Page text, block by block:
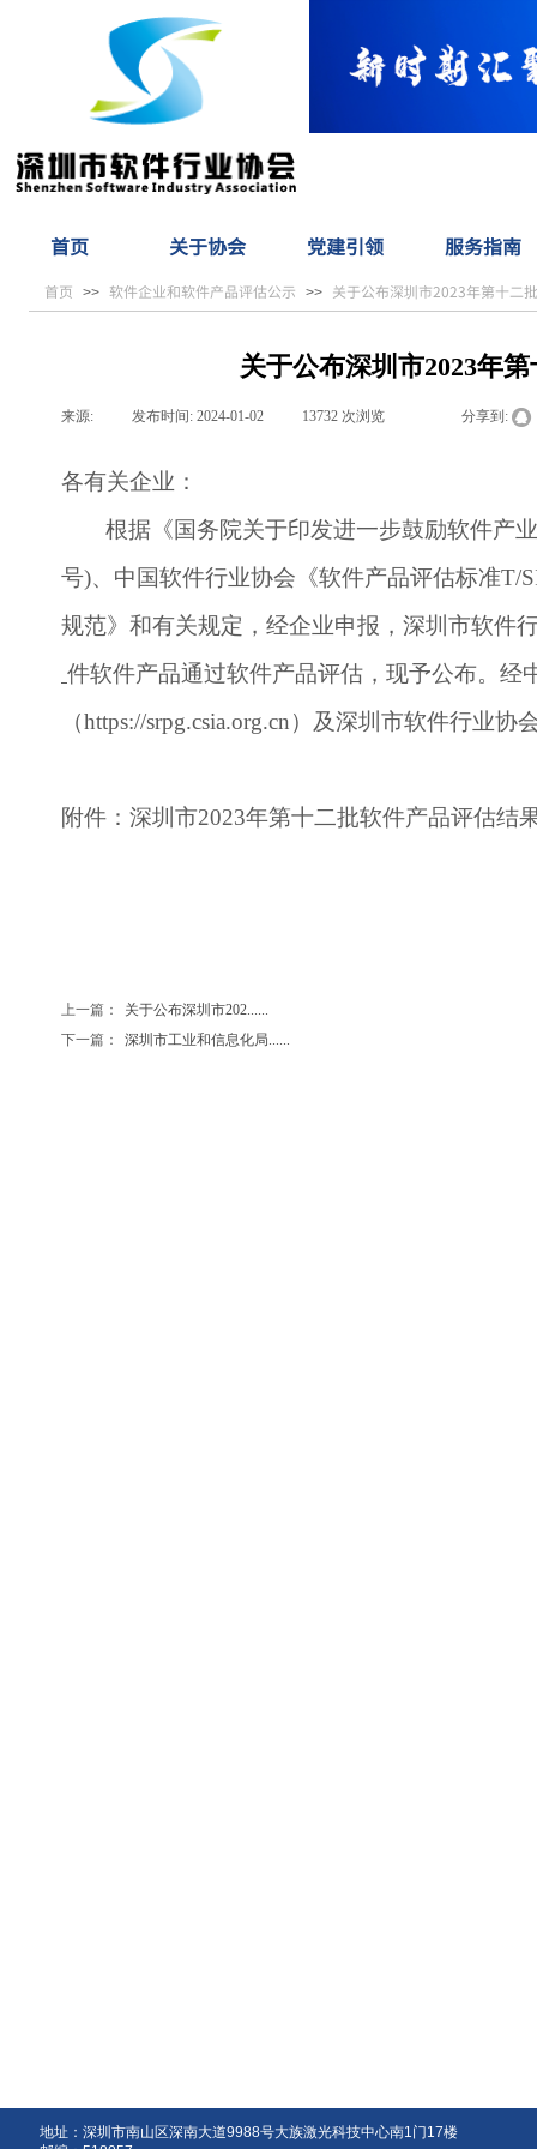
首页 关于协会 党建引领 服务指南
首页 >> 软件企业和软件产品评估公示 >> 关于公布深圳市2023年第十二
关于公布深圳市2023年
来源: 发布时间: 2024-01-02 13732 次浏览 分享到:
各有关企业：
根据《国务院关于印发进一步鼓励软件产
号)、中国软件行业协会《软件产品评估标准T/
规范》和有关规定，经企业申报，深圳市软件
件软件产品通过软件产品评估，现予公布。经
（https://srpg.csia.org.cn）及深圳市软件行业
附件： 深圳市2023年第十二批软件产品评估结
上一篇：
关于公布深圳市202......
下一篇：
深圳市工业和信息化局......
地址：深圳市南山区深南大道9988号大族激光科技中心南1门17楼